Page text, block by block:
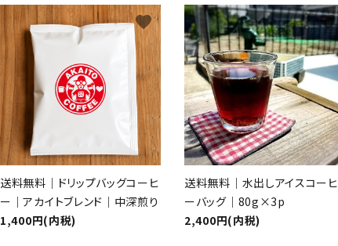
送料無料｜ドリップバッグコーヒ
ー｜アカイトブレンド｜中深煎り
1,400円(内税)
favorite
送料無料｜水出しアイスコーヒ
ーバッグ｜80g×3p
2,400円(内税)
favorite